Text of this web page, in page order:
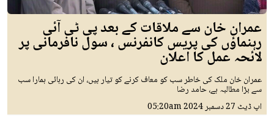
عمران خان سے ملاقات کے بعد پی ٹی آئی
رہنماؤں کی پریس کانفرنس ، سول نافرمانی پر
لائحہ عمل کا اعلان
عمران خان ملک کی خاطر سب کو معاف کرنے کو تیار ہیں، ان کی رہائی ہمارا سب
سے بڑا مطالبہ ہے، حامد رضا
اپ ڈیٹ 27 دسمبر 2024 05:20am